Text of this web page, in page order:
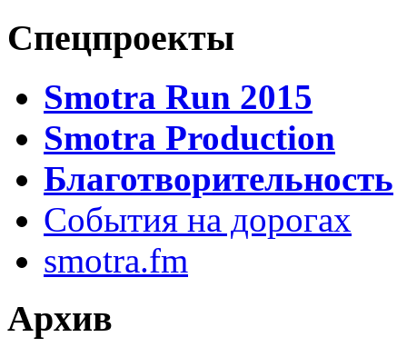
Спецпроекты
Smotra Run 2015
Smotra Production
Благотворительность
События на дорогах
smotra.fm
Архив